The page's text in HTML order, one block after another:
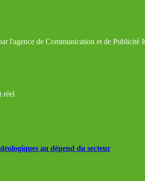
l'agence de Communication et de Publicité
réel
au dépend du secteur